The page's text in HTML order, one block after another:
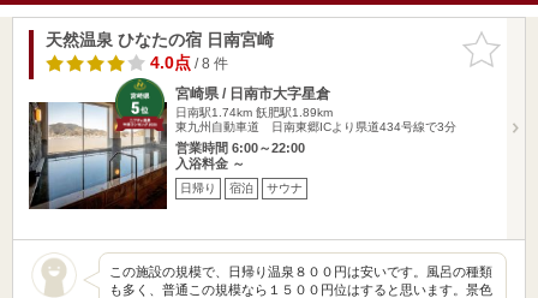
お気に入
りに追加
天然温泉 ひなたの宿 日南宮崎
4.0点/ 8 件
宮崎県 / 日南市大字星倉
日南駅1.74km 飫肥駅1.89km
東九州自動車道 日南東郷ICより県道434号線で3分
営業時間 6:00～22:00
入浴料金 ～
日帰り 宿泊 サウナ
この施設の規模で、日帰り温泉８００円は安いです。風呂の種類
も多く、普通この規模なら１５００円位はすると思います。景色